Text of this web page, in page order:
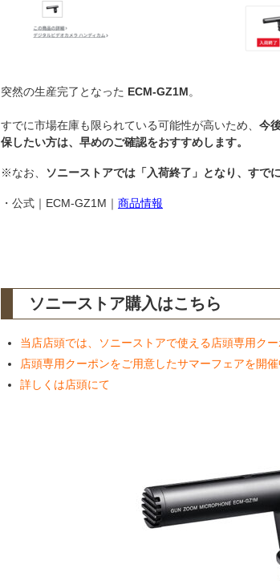
突然の生産完了となった ECM-GZ1M。
すでに市場在庫も限られている可能性が高いため、 今
保したい方は、早めのご確認をおすすめします。
※なお、 ソニーストアでは「入荷終了」となり、すで
・公式｜ECM-GZ1M｜ 商品情報
ソニーストア購入はこちら
当店店頭では、ソニーストアで使える店頭専用ク
店頭専用クーポンをご用意したサマーフェアを開催
詳しくは店頭にて